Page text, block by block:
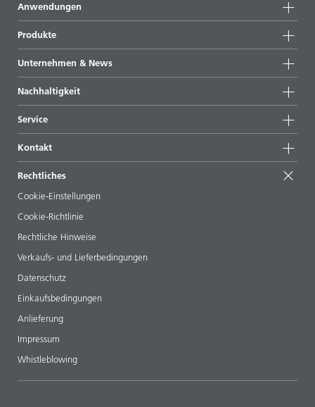
Anwendungen
Produkte
Alle Produkte
Highlights
Unternehmen & News
News
Presse & Medien
Standorte & Distributoren
Messen & Events
Nachhaltigkeit
Nachhaltige Produkte
Success Stories
EcoVadis
Zertifikate
Service
Startformulierungen
Veröffentlichungen
ebooks
Regulatory Affairs
Additive Guide App
Videos
Downloads
Kontakt
Rechtliches
Cookie-Einstellungen
Cookie-Richtlinie
Rechtliche Hinweise
Verkaufs- und Lieferbedingungen
Datenschutz
Einkaufsbedingungen
Anlieferung
Impressum
Whistleblowing